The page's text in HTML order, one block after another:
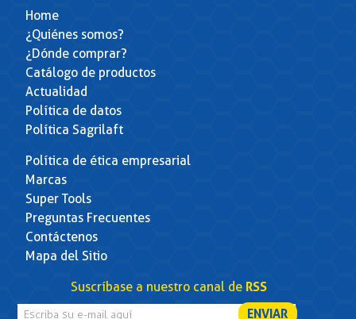
Home
¿Quiénes somos?
¿Dónde comprar?
Catálogo de productos
Actualidad
Política de datos
Política Sagrilaft
Política de ética empresarial
Marcas
Super Tools
Preguntas Frecuentes
Contáctenos
Mapa del Sitio
Suscríbase a nuestro canal de RSS